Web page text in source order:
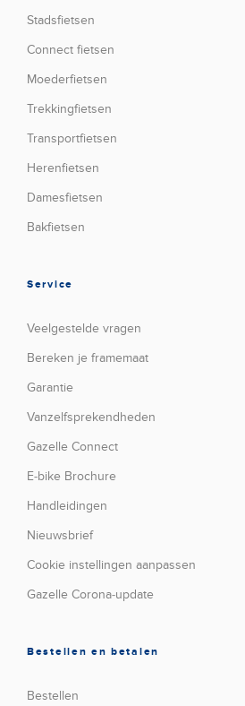
Stadsfietsen
Connect fietsen
Moederfietsen
Trekkingfietsen
Transportfietsen
Herenfietsen
Damesfietsen
Bakfietsen
Service
Veelgestelde vragen
Bereken je framemaat
Garantie
Vanzelfsprekendheden
Gazelle Connect
E-bike Brochure
Handleidingen
Nieuwsbrief
Cookie instellingen aanpassen
Gazelle Corona-update
Bestellen en betalen
Bestellen